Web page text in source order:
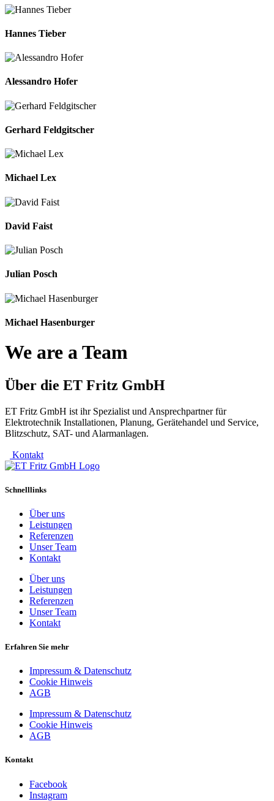
Hannes Tieber
Alessandro Hofer
Gerhard Feldgitscher
Michael Lex
David Faist
Julian Posch
Michael Hasenburger
We are a Team
Über die ET Fritz GmbH
ET Fritz GmbH ist ihr Spezialist und Ansprechpartner für
Elektrotechnik Installationen, Planung, Gerätehandel und Service,
Blitzschutz, SAT- und Alarmanlagen.
Kontakt
Schnelllinks
Über uns
Leistungen
Referenzen
Unser Team
Kontakt
Über uns
Leistungen
Referenzen
Unser Team
Kontakt
Erfahren Sie mehr
Impressum & Datenschutz
Cookie Hinweis
AGB
Impressum & Datenschutz
Cookie Hinweis
AGB
Kontakt
Facebook
Instagram